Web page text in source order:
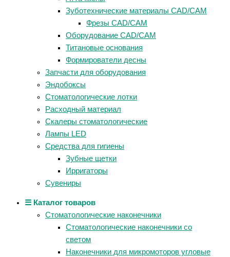
Зуботехнические материалы CAD/CAM
Фрезы CAD/CAM
Оборудование CAD/CAM
Титановые основания
Формирователи десны
Запчасти для оборудования
Эндобоксы
Стоматологические лотки
Расходный материал
Скалеры стоматологические
Лампы LED
Средства для гигиены
Зубные щетки
Ирригаторы
Сувениры
☰ Каталог товаров
Стоматологические наконечники
Стоматологические наконечники со
светом
Наконечники для микромоторов угловые